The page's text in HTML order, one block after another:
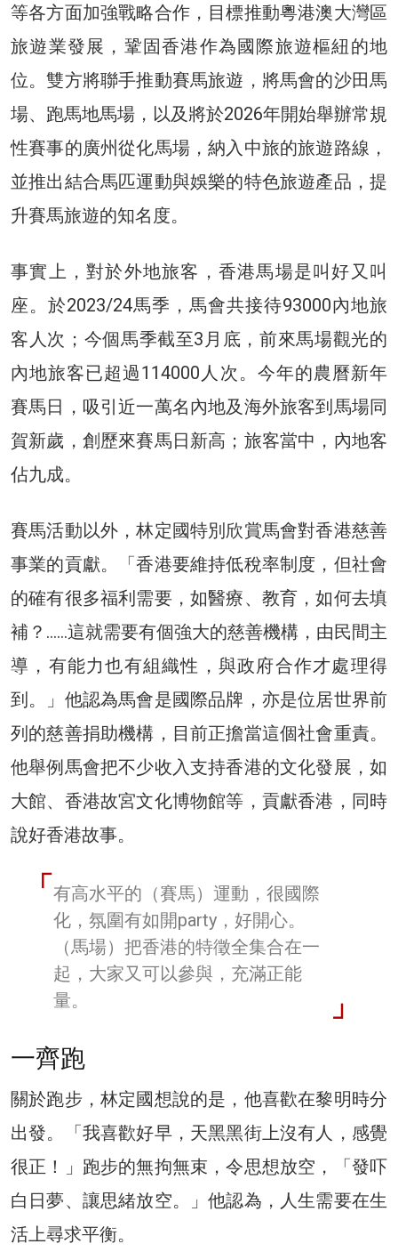
等各方面加強戰略合作，目標推動粵港澳大灣區
旅遊業發展，鞏固香港作為國際旅遊樞紐的地
位。雙方將聯手推動賽馬旅遊，將馬會的沙田馬
場、跑馬地馬場，以及將於2026年開始舉辦常規
性賽事的廣州從化馬場，納入中旅的旅遊路線，
並推出結合馬匹運動與娛樂的特色旅遊產品，提
升賽馬旅遊的知名度。
事實上，對於外地旅客，香港馬場是叫好又叫
座。於2023/24馬季，馬會共接待93000內地旅
客人次；今個馬季截至3月底，前來馬場觀光的
內地旅客已超過114000人次。今年的農曆新年
賽馬日，吸引近一萬名內地及海外旅客到馬場同
賀新歲，創歷來賽馬日新高；旅客當中，內地客
佔九成。
賽馬活動以外，林定國特別欣賞馬會對香港慈善
事業的貢獻。「香港要維持低稅率制度，但社會
的確有很多福利需要，如醫療、教育，如何去填
補？……這就需要有個強大的慈善機構，由民間主
導，有能力也有組織性，與政府合作才處理得
到。」他認為馬會是國際品牌，亦是位居世界前
列的慈善捐助機構，目前正擔當這個社會重責。
他舉例馬會把不少收入支持香港的文化發展，如
大館、香港故宮文化博物館等，貢獻香港，同時
說好香港故事。
有高水平的（賽馬）運動，很國際
化，氛圍有如開party，好開心。
（馬場）把香港的特徵全集合在一
起，大家又可以參與，充滿正能
量。
一齊跑
關於跑步，林定國想說的是，他喜歡在黎明時分
出發。「我喜歡好早，天黑黑街上沒有人，感覺
很正！」跑步的無拘無束，令思想放空，「發吓
白日夢、讓思緒放空。」他認為，人生需要在生
活上尋求平衡。